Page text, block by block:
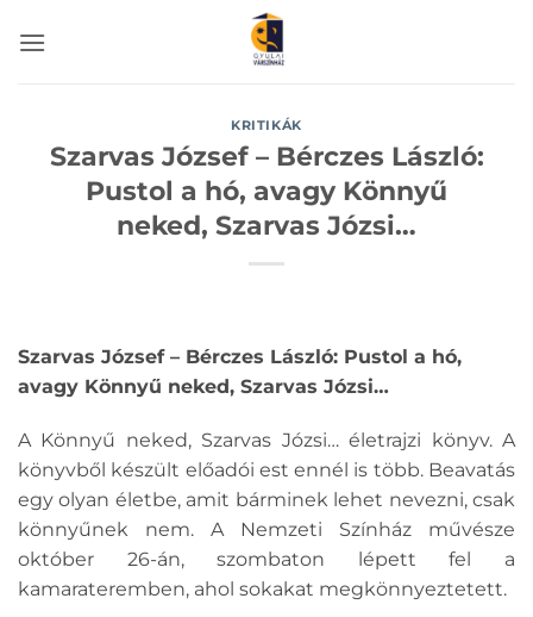
KRITIKÁK
Szarvas József – Bérczes László:
Pustol a hó, avagy Könnyű
neked, Szarvas Józsi…
Szarvas József – Bérczes László: Pustol a hó,
avagy Könnyű neked, Szarvas Józsi…
A Könnyű neked, Szarvas Józsi… életrajzi könyv. A
könyvből készült előadói est ennél is több. Beavatás
egy olyan életbe, amit bárminek lehet nevezni, csak
könnyűnek nem. A Nemzeti Színház művésze
október 26-án, szombaton lépett fel a
kamarateremben, ahol sokakat megkönnyeztetett.